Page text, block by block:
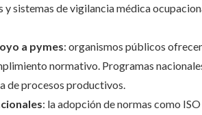
y sistemas de vigilancia médica
a pymes: organismos públicos
normativo. Programas
de procesos productivos.
: la adopción de normas como